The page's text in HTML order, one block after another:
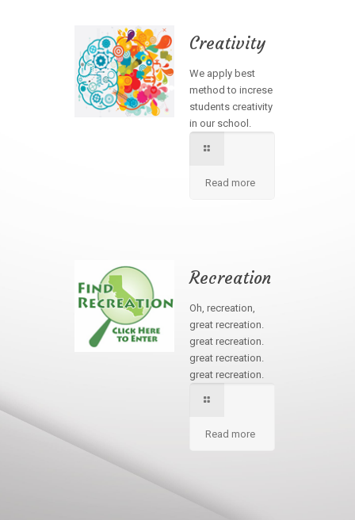
Creativity
We apply best
method to increse
students creativity
in our school.
Read more
Recreation
Oh, recreation,
great recreation.
great recreation.
great recreation.
great recreation.
Read more